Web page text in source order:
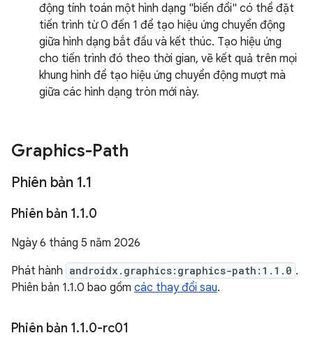
động tính toán một hình dạng "biến đổi" có thể đặt
tiến trình từ 0 đến 1 để tạo hiệu ứng chuyển động
giữa hình dạng bắt đầu và kết thúc. Tạo hiệu ứng
cho tiến trình đó theo thời gian, vẽ kết quả trên mọi
khung hình để tạo hiệu ứng chuyển động mượt mà
giữa các hình dạng tròn mới này.
Graphics-Path
Phiên bản 1.1
Phiên bản 1.1.0
Ngày 6 tháng 5 năm 2026
Phát hành androidx.graphics:graphics-path:1.1.0 .
Phiên bản 1.1.0 bao gồm các thay đổi sau.
Phiên bản 1.1.0-rc01